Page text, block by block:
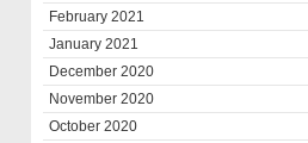
February 2021
January 2021
December 2020
November 2020
October 2020